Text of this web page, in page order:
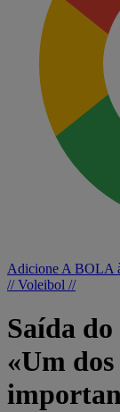
Adicione A BOLA
// Voleibol //
Saída
«Um